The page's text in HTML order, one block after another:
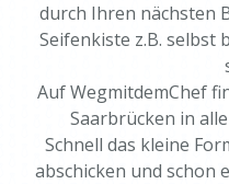
durch Ihren nächsten
Seifenkiste z.B. selbst
Auf WegmitdemChef
Saarbrücken in
Schnell das kleine
abschicken und schon